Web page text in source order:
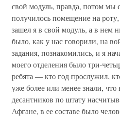
свой модуль, правда, потом мы
получилось помещение на роту,
зашел я в свой модуль, а в нем
было, как у нас говорили, на
задания, познакомились, и я
моего отделения было три-
ребята — кто год прослужил,
уже более или менее знали,
десантников по штату
Афгане, в ее составе было